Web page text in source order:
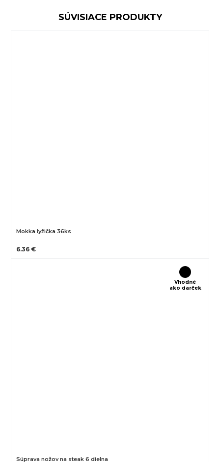
SÚVISIACE PRODUKTY
Mokka lyžička 36ks
6.36 €
Vhodné
ako darček
Súprava nožov na steak 6 dielna